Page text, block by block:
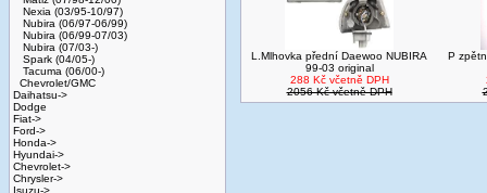
Nexia (03/95-10/97)
Nubira (06/97-06/99)
Nubira (06/99-07/03)
Nubira (07/03-)
Spark (04/05-)
Tacuma (06/00-)
Chevrolet/GMC
Daihatsu->
Dodge
Fiat->
Ford->
Honda->
Hyundai->
Chevrolet->
Chrysler->
Isuzu->
L.Mlhovka přední Daewoo NUBIRA
99-03 original
288 Kč včetně DPH
2056 Kč včetně DPH
P